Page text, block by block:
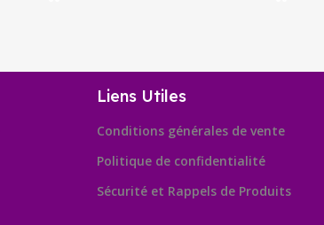
Liens Utiles
Conditions générales de vente
Politique de confidentialité
Sécurité et Rappels de Produits